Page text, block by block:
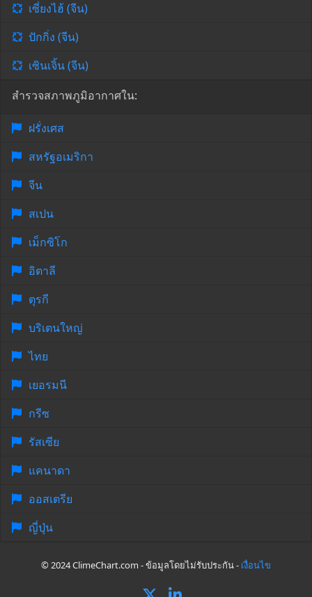
เซี่ยงไฮ้ (จีน)
ปักกิ่ง (จีน)
เซินเจิ้น (จีน)
สำรวจสภาพภูมิอากาศใน:
ฝรั่งเศส
สหรัฐอเมริกา
จีน
สเปน
เม็กซิโก
อิตาลี
ตุรกี
บริเตนใหญ่
ไทย
เยอรมนี
กรีซ
รัสเซีย
แคนาดา
ออสเตรีย
ญี่ปุ่น
© 2024 ClimeChart.com - ข้อมูลโดยไม่รับประกัน - เงื่อนไข